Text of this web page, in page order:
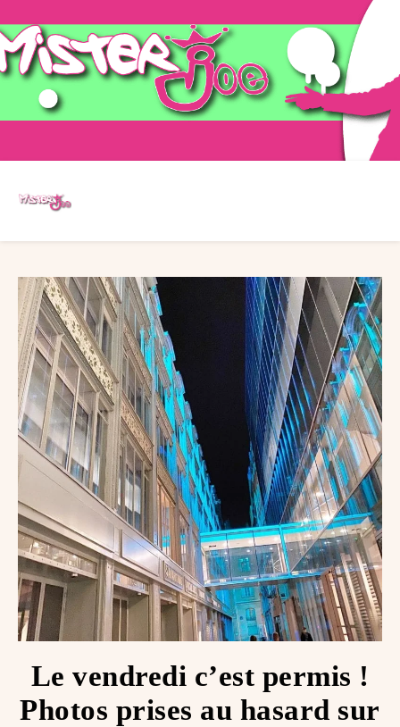
Le vendredi c’est permis !
Photos prises au hasard sur